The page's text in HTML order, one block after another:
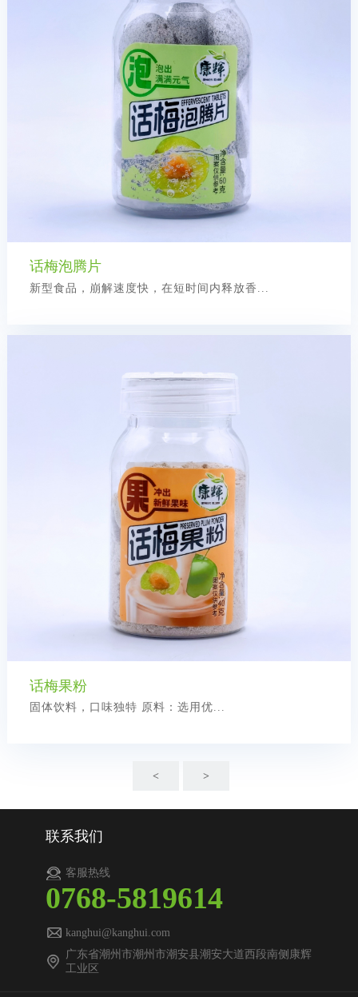
话梅泡腾片
新型食品，崩解速度快，在短时间内释放香...
话梅果粉
固体饮料，口味独特 原料：选用优...
< >
联系我们
客服热线
0768-5819614
kanghui@kanghui.com
广东省潮州市潮州市潮安县潮安大道西段南侧康辉
工业区